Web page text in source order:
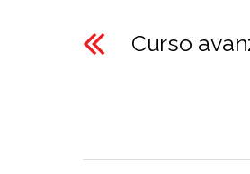
Curso